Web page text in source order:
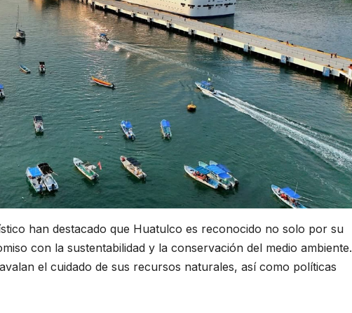
han destacado que Huatulco es reconocido no solo por su
con la sustentabilidad y la conservación del medio ambiente.
el cuidado de sus recursos naturales, así como políticas